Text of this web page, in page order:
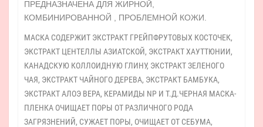
ПРЕДНАЗНАЧЕНА ДЛЯ ЖИРНОЙ,
КОМБИНИРОВАННОЙ , ПРОБЛЕМНОЙ КОЖИ.
МАСКА СОДЕРЖИТ ЭКСТРАКТ ГРЕЙПФРУТОВЫХ КОСТОЧЕК,
ЭКСТРАКТ ЦЕНТЕЛЛЫ АЗИАТСКОЙ, ЭКСТРАКТ ХАУТТЮНИИ,
КАНАДСКУЮ КОЛЛОИДНУЮ ГЛИНУ, ЭКСТРАКТ ЗЕЛЕНОГО
ЧАЯ, ЭКСТРАКТ ЧАЙНОГО ДЕРЕВА, ЭКСТРАКТ БАМБУКА,
ЭКСТРАКТ АЛОЭ ВЕРА, КЕРАМИДЫ NP И Т.Д.ЧЕРНАЯ МАСКА-
ПЛЕНКА ОЧИЩАЕТ ПОРЫ ОТ РАЗЛИЧНОГО РОДА
ЗАГРЯЗНЕНИЙ, СУЖАЕТ ПОРЫ, ОЧИЩАЕТ ОТ СЕБУМА,